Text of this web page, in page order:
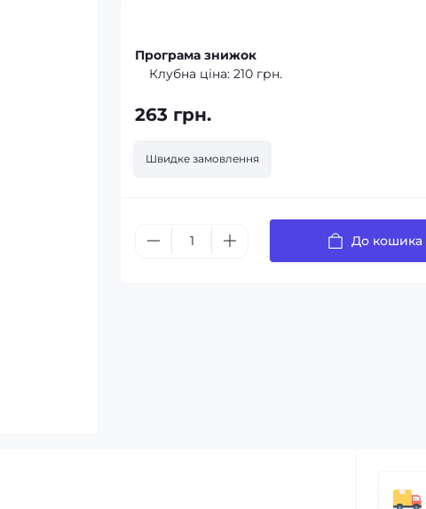
Програма знижок
Клубна ціна: 210 грн.
263 грн.
Швидке замовлення
До кошика